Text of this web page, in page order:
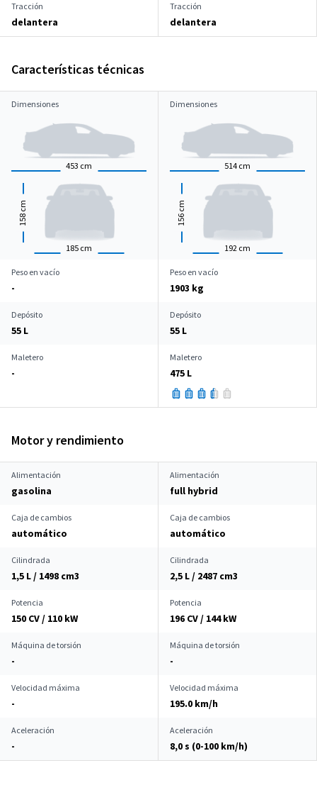
Tracción
delantera
Tracción
delantera
Características técnicas
Dimensiones
453 cm
185 cm
158
cm
Dimensiones
514 cm
192 cm
156
cm
Peso en vacío
-
Peso en vacío
1903 kg
Depósito
55 L
Depósito
55 L
Maletero
-
Maletero
475 L
Motor y rendimiento
Alimentación
gasolina
Alimentación
full hybrid
Caja de cambios
automático
Caja de cambios
automático
Cilindrada
1,5 L / 1498 cm3
Cilindrada
2,5 L / 2487 cm3
Potencia
150 CV / 110 kW
Potencia
196 CV / 144 kW
Máquina de torsión
-
Máquina de torsión
-
Velocidad máxima
-
Velocidad máxima
195.0 km/h
Aceleración
-
Aceleración
8,0 s (0-100 km/h)